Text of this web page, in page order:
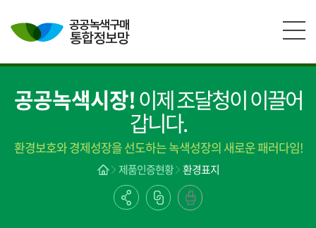
공공녹색시장!이제 조달청이 이끌어
갑니다.
환경보호와 경제성장을 선도하는 녹색성장의 새로운 패러다임!
제품인증현황 환경표지